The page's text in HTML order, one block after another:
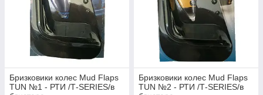
Бризковики колес Mud Flaps
TUN №1 - РТИ /Т-SERIES/в
Бризковики колес Mud Flaps
TUN №2 - РТИ /Т-SERIES/в